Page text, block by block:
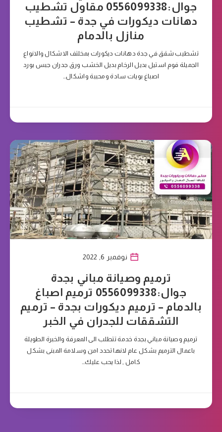
جوال:0556099338 مقاول تشطيب
دهانات ديكورات في جدة – تشطيب
منازل بالدمام
تشطيب شقق في جدة دهانات ديكورات بمخلتف الاشكال والانواع
الجميلة فوم استيل بديل الرخام بديل الخشب ورق جدران جبس بورد
اصباغ بويات سادة ومحببة واشكال…
نوفمبر 6, 2022
ترميم وصيانة مباني بجدة
جوال:0556099338 ترميم اصباغ
بالدمام – ترميم ديكورات بجدة – ترميم
التشققات للجدران في الخبر
ترميم وصيانة مباني بجدة خدمة تتطلب الى المعرفة والخبرة الطويلة
باعمال الترميم بشكل عام لانها تحدد امن وسلامة المبنى بشكل
كامل , لذا يحب عليك…